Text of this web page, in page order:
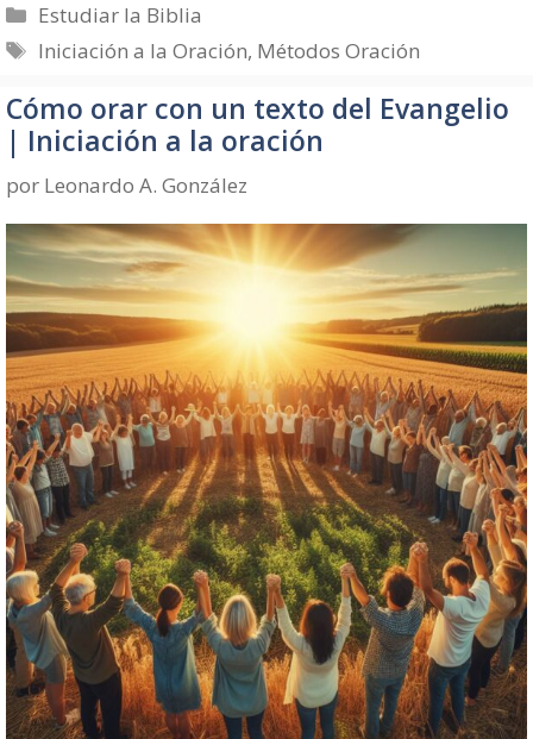
Categorías
Estudiar la Biblia
Etiquetas
Iniciación a la Oración, Métodos Oración
Cómo orar con un texto del Evangelio
| Iniciación a la oración
por Leonardo A. González